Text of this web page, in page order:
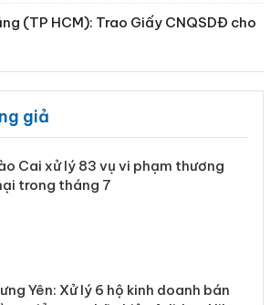
(TP HCM): Trao Giấy CNQSDĐ cho
giả
Cai xử lý 83 vụ vi phạm thương
trong tháng 7
Yên: Xử lý 6 hộ kinh doanh bán